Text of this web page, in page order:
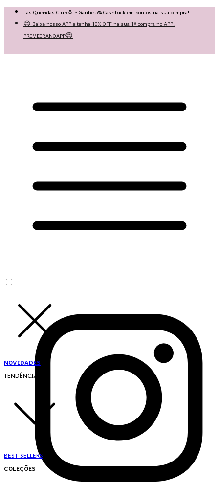
Las Queridas Club🌷 - Ganhe 5% Cashback em pontos na sua compra!
😍 Baixe nosso APP e tenha 10% OFF na sua 1ª compra no APP:
PRIMEIRANOAPP😍
NOVIDADES
TENDÊNCIAS
BEST SELLERS
COLEÇÕES